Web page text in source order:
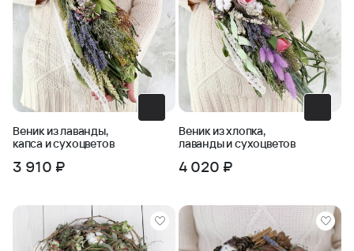
Веник из лаванды,
капса и сухоцветов
3 910 ₽
Веник из хлопка,
лаванды и сухоцветов
4 020 ₽